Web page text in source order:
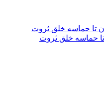
حماسه خلق ثروت